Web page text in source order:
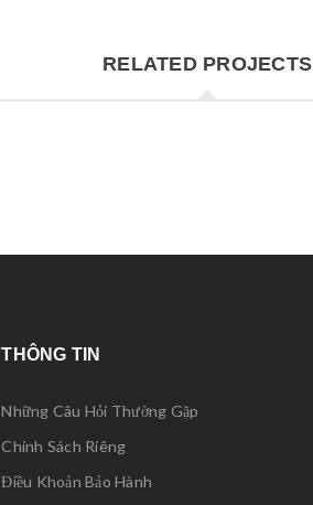
RELATED PROJECTS
THÔNG TIN
Những Câu Hỏi Thường Gặp
Chính Sách Riêng
Điều Khoản Bảo Hành